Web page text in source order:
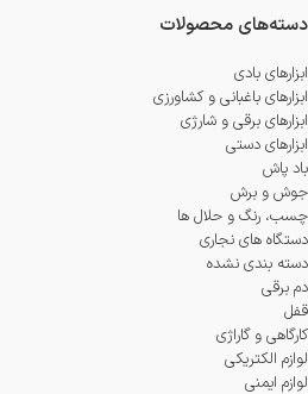
مرمر بر
دستگاه های تخریب
دستگاه های سوراخکاری
دستگاه ویبراتور بتن
دمنده و مکنده
شستشو و نظافت
شیار کن
دسته‌های محصولات
ابزارهای بادی
ابزارهای باغبانی و کشاورزی
ابزارهای برقی و شارژی
ابزارهای دستی
باد پاش
جوش و برش
چسب، رنگ و حلال ها
دستگاه های نجاری
دسته بندی نشده
دم برقی
قفل
کارگاهی و گاراژی
لوازم الکتریکی
لوازم ایمنی